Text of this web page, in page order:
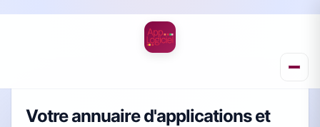
Votre annuaire d'applications et